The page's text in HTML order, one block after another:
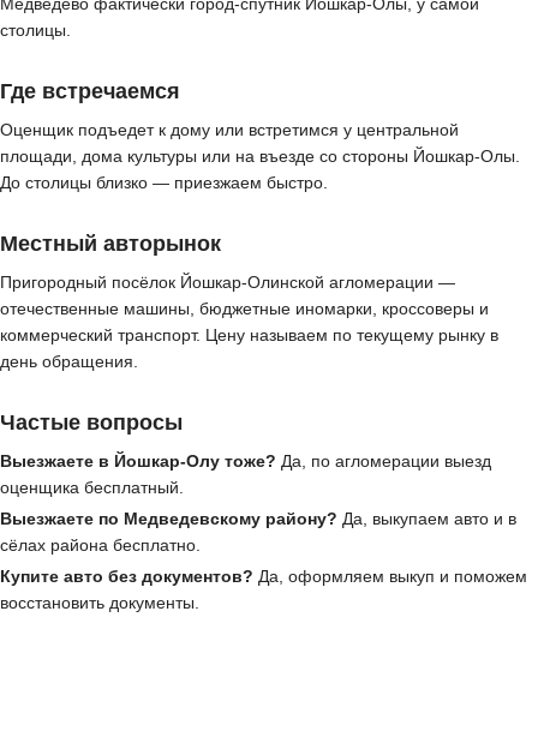
столицы.
Где встречаемся
Оценщик подъедет к дому или встретимся у центральной
площади, дома культуры или на въезде со стороны Йошкар-Олы.
До столицы близко — приезжаем быстро.
Местный авторынок
Пригородный посёлок Йошкар-Олинской агломерации —
отечественные машины, бюджетные иномарки, кроссоверы и
коммерческий транспорт. Цену называем по текущему рынку в
день обращения.
Частые вопросы
Выезжаете в Йошкар-Олу тоже? Да, по агломерации выезд
оценщика бесплатный.
Выезжаете по Медведевскому району? Да, выкупаем авто и в
сёлах района бесплатно.
Купите авто без документов? Да, оформляем выкуп и поможем
восстановить документы.